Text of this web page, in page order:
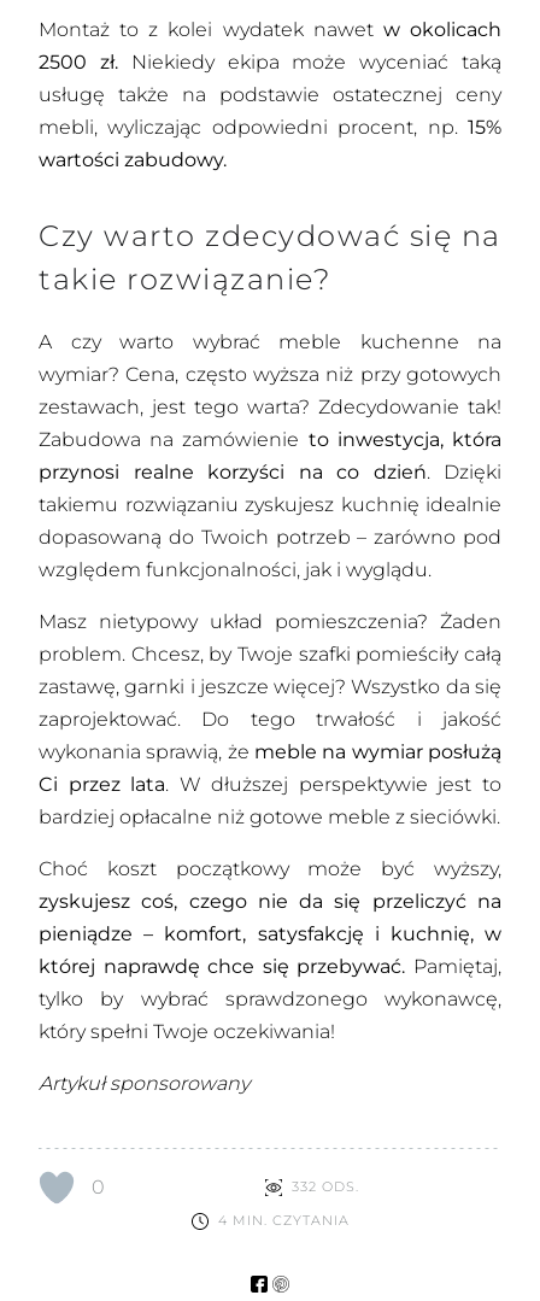
Montaż to z kolei wydatek nawet w okolicach
2500 zł.Niekiedy ekipa może wyceniać taką
usługę także na podstawie ostatecznej ceny
mebli, wyliczając odpowiedni procent, np. 15%
wartości zabudowy.
Czy warto zdecydować się na
takie rozwiązanie?
A czy warto wybrać meble kuchenne na
wymiar? Cena, często wyższa niż przy gotowych
zestawach, jest tego warta? Zdecydowanie tak!
Zabudowa na zamówienie to inwestycja, która
przynosi realne korzyści na co dzień. Dzięki
takiemu rozwiązaniu zyskujesz kuchnię idealnie
dopasowaną do Twoich potrzeb – zarówno pod
względem funkcjonalności, jak i wyglądu.
Masz nietypowy układ pomieszczenia? Żaden
problem. Chcesz, by Twoje szafki pomieściły całą
zastawę, garnki i jeszcze więcej? Wszystko da się
zaprojektować. Do tego trwałość i jakość
wykonania sprawią, że meble na wymiar posłużą
Ci przez lata. W dłuższej perspektywie jest to
bardziej opłacalne niż gotowe meble z sieciówki.
Choć koszt początkowy może być wyższy,
zyskujesz coś, czego nie da się przeliczyć na
pieniądze – komfort, satysfakcję i kuchnię, w
której naprawdę chce się przebywać. Pamiętaj,
tylko by wybrać sprawdzonego wykonawcę,
który spełni Twoje oczekiwania!
Artykuł sponsorowany
0
332 ODS.
4 MIN. CZYTANIA